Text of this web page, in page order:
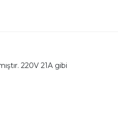
220V 21A gibi